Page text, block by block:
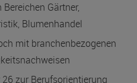
Gärtner,
Blumenhandel
mit branchenbezogenen
zur Berufsorientierung